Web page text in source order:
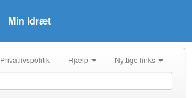
Min Idræt
Privatlivspolitik Hjælp Nyttige links